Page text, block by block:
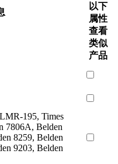
以下
属性
查看
类似
产品
195, Times
7806A, Belden
8259, Belden
9203, Belden